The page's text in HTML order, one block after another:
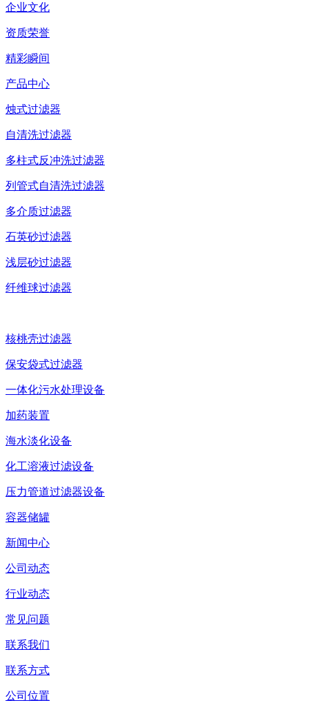
企业文化
资质荣誉
精彩瞬间
产品中心
烛式过滤器
自清洗过滤器
多柱式反冲洗过滤器
列管式自清洗过滤器
多介质过滤器
石英砂过滤器
浅层砂过滤器
纤维球过滤器
核桃壳过滤器
保安袋式过滤器
一体化污水处理设备
加药装置
海水淡化设备
化工溶液过滤设备
压力管道过滤器设备
容器储罐
新闻中心
公司动态
行业动态
常见问题
联系我们
联系方式
公司位置